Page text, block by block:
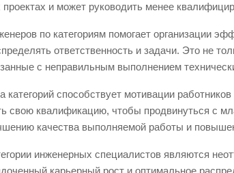
и может руководить менее
по категориям помогает организации
ответственность и задачи. Это не
с неправильным выполнением
категорий способствует мотивации
свою квалификацию, чтобы продвинуться с
качества выполняемой работы и
инженерных специалистов являются